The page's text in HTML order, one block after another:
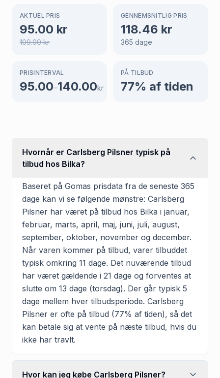
AKTUEL PRIS
95.00 kr
109.00kr
GENNEMSNITLIG PRIS
118.46 kr
365 dage
PRISINTERVAL
95.00–140.00kr
PÅ TILBUD
77% af tiden
Hvornår er Carlsberg Pilsner typisk på
tilbud hos Bilka?
Baseret på Gomas prisdata fra de seneste 365
dage kan vi se følgende mønstre: Carlsberg
Pilsner har været på tilbud hos Bilka i januar,
februar, marts, april, maj, juni, juli, august,
september, oktober, november og december.
Når varen kommer på tilbud, varer tilbuddet
typisk omkring 11 dage. Det nuværende tilbud
har været gældende i 21 dage og forventes at
slutte om 13 dage (torsdag). Der går typisk 5
dage mellem hver tilbudsperiode. Carlsberg
Pilsner er ofte på tilbud (77% af tiden), så det
kan betale sig at vente på næste tilbud, hvis du
ikke har travlt.
Hvor kan jeg købe Carlsberg Pilsner?